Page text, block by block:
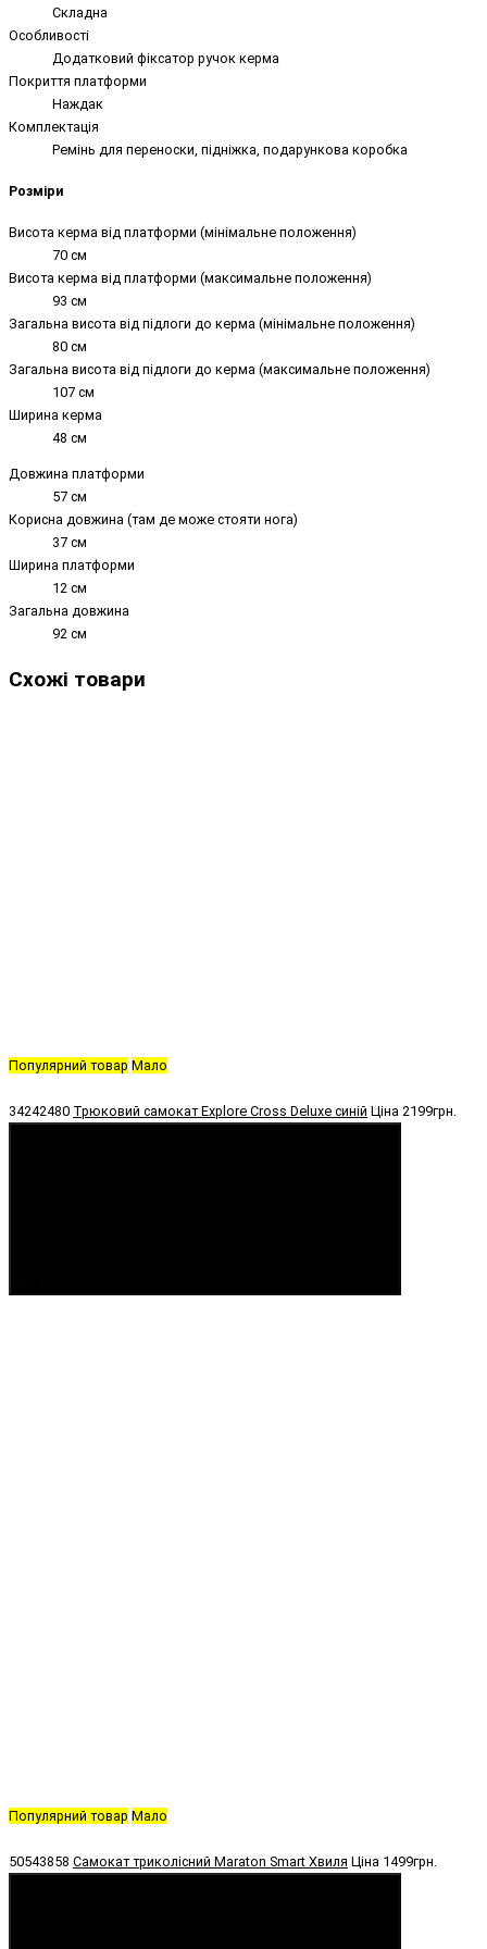
Складна
Особливості
Додатковий фіксатор ручок керма
Покриття платформи
Наждак
Комплектація
Ремінь для переноски, підніжка, подарункова коробка
Розміри
Висота керма від платформи (мінімальне положення)
70 см
Висота керма від платформи (максимальне положення)
93 см
Загальна висота від підлоги до керма (мінімальне положення)
80 см
Загальна висота від підлоги до керма (максимальне положення)
107 см
Ширина керма
48 см
Довжина платформи
57 см
Корисна довжина (там де може стояти нога)
37 см
Ширина платформи
12 см
Загальна довжина
92 см
Схожі товари
Популярний товар Мало
34242480 Трюковий самокат Explore Cross Deluxe синій Ціна 2199грн.
Популярний товар Мало
50543858 Самокат триколісний Maraton Smart Хвиля Ціна 1499грн.